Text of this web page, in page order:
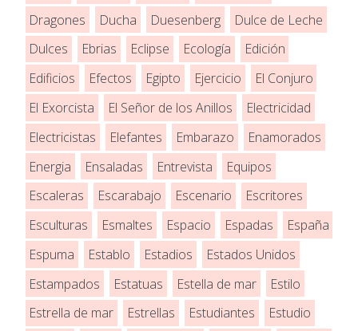
Dragones
Ducha Duesenberg
Dulce de Leche
Dulces
Ebrias Eclipse Ecología
Edición
Edificios
Efectos Egipto Ejercicio
El Conjuro
El Exorcista
El Señor de los Anillos
Electricidad
Electricistas
Elefantes Embarazo
Enamorados
Energia
Ensaladas Entrevista
Equipos
Escaleras
Escarabajo Escenario
Escritores
Esculturas
Esmaltes Espacio Espadas
España
Espuma
Establo Estadios
Estados Unidos
Estampados
Estatuas Estella de mar
Estilo
Estrella de mar
Estrellas Estudiantes
Estudio